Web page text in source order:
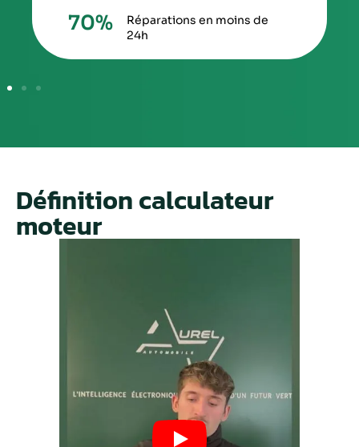
Réparations en moins de
24h
70%
Définition calculateur
moteur